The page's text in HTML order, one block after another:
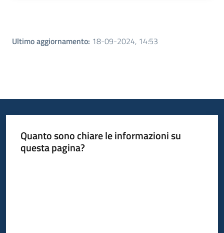
Ultimo aggiornamento: 18-09-2024, 14:53
Quanto sono chiare le informazioni su
questa pagina?